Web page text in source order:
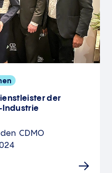
der
Industrie
CDMO